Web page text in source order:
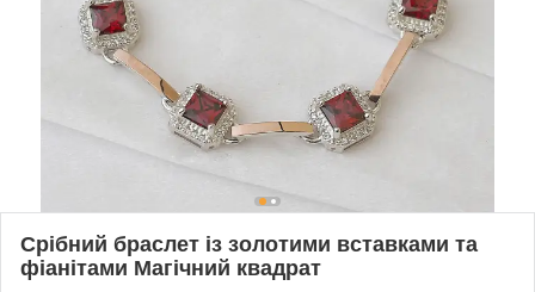
Срібний браслет із золотими вставками та
фіанітами Магічний квадрат